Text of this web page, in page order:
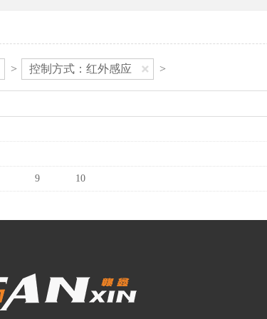
> 控制方式：红外感应 >
9 10